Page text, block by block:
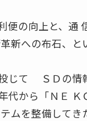
便の向上と、通
新への布石、と
投じて ＳＤの
代から「ＮＥ Ｋ
ムを整備してき